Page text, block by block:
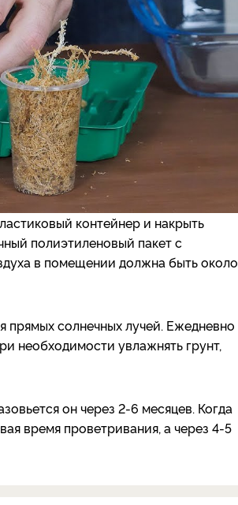
контейнер и накрыть
полиэтиленовый пакет с
в помещении должна быть около
солнечных лучей. Ежедневно
необходимости увлажнять грунт,
он через 2-6 месяцев. Когда
время проветривания, а через 4-5